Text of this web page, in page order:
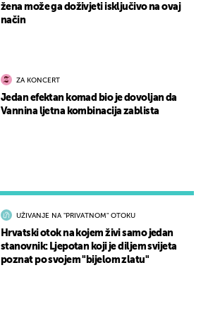
UŽIVANJE NA "PRIVATNOM" OTOKU
Hrvatski otok na kojem živi samo jedan
stanovnik: Ljepotan koji je diljem svijeta
poznat po svojem "bijelom zlatu"
žena može ga doživjeti isključivo na ovaj
način
ZA KONCERT
Jedan efektan komad bio je dovoljan da
Vannina ljetna kombinacija zablista